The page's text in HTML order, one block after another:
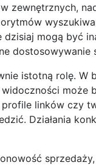
zewnętrznych,
mogą być
dostosowywanie
istotną rolę.
może
linków czy
Działania